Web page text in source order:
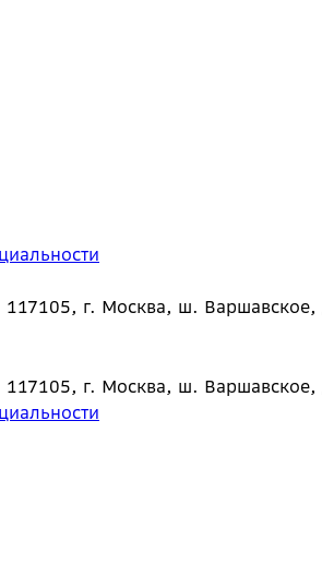
г. Москва, ш.
г. Москва, ш.